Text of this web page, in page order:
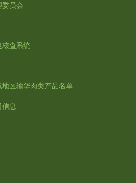
员会
查系统
区输华肉类产品名单
息